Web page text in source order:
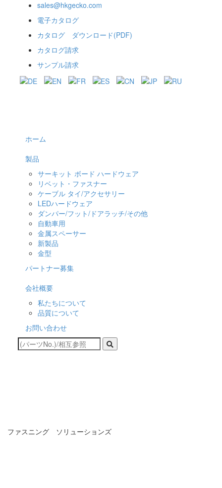
sales@hkgecko.com
電子カタログ
カタログ ダウンロード(PDF)
カタログ請求
サンプル請求
ホーム
製品
サーキット ボード ハードウェア
リベット・ファスナー
ケーブル タイ/アクセサリー
LEDハードウェア
ダンパー/フット/ドアラッチ/その他
自動車用
金属スペーサー
新製品
金型
パートナー募集
会社概要
私たちについて
品質について
お問い合わせ
ファスニング ソリューションズ